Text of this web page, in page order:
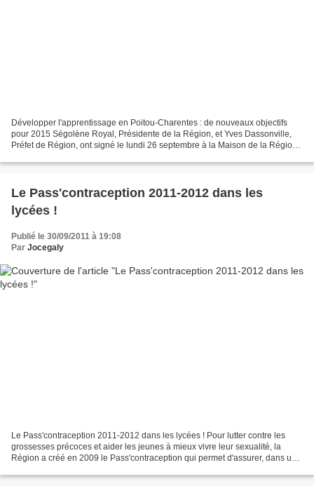
Développer l'apprentissage en Poitou-Charentes : de nouveaux objectifs
pour 2015 Ségolène Royal, Présidente de la Région, et Yves Dassonville,
Préfet de Région, ont signé le lundi 26 septembre à la Maison de la Région
Le Pass'contraception 2011-2012 dans les
lycées !
Publié le 30/09/2011 à 19:08
Par Jocegaly
Le Pass'contraception 2011-2012 dans les lycées ! Pour lutter contre les
grossesses précoces et aider les jeunes à mieux vivre leur sexualité, la
Région a créé en 2009 le Pass'contraception qui permet d'assurer, dans un